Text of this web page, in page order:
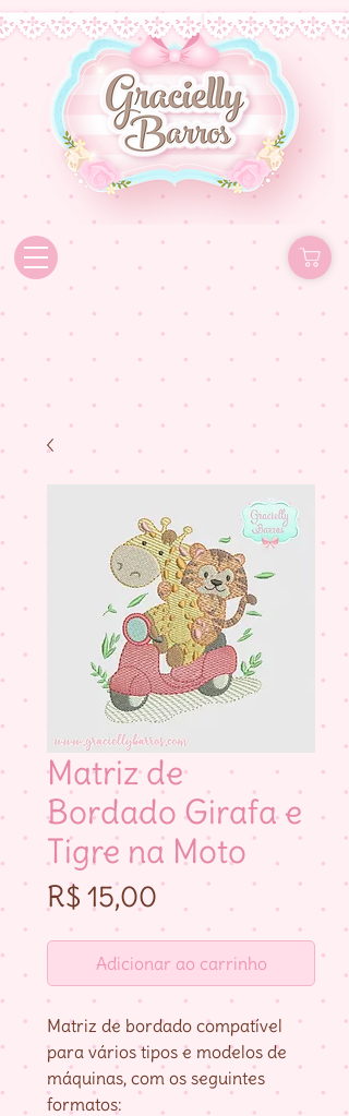
Matriz de
Bordado Girafa e
Tigre na Moto
R$ 15,00Preço
Adicionar ao carrinho
Matriz de bordado compatível
para vários tipos e modelos de
máquinas, com os seguintes
formatos: